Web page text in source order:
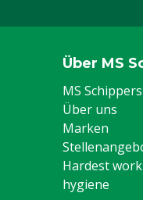
Über MS
MS
Über uns
Marken
Hardest
hygiene